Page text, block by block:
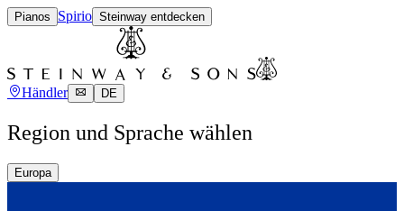
Pianos Spirio Steinway entdecken
Händler DE
Region und Sprache wählen
Europa